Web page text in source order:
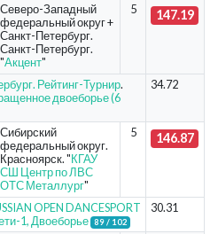
Северо-Западный
федеральный округ +
Санкт-Петербург.
Санкт-Петербург.
"Акцент"
5 147.19
Рейтинг-Турнир.
двоеборье (6
34.72
Сибирский
федеральный округ.
Красноярск. "КГАУ
СШ Центр по ЛВС
ОТС Металлург"
5 146.87
OPEN DANCESPORT
1, Двоеборье 89 / 102
30.31